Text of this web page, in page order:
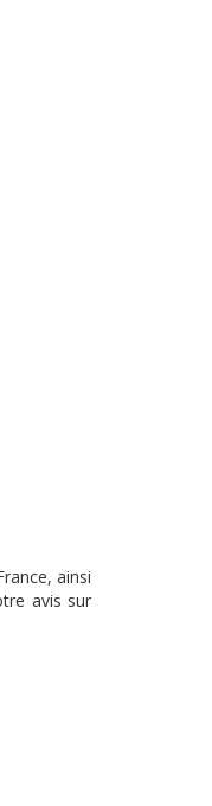
ainsi
avis sur